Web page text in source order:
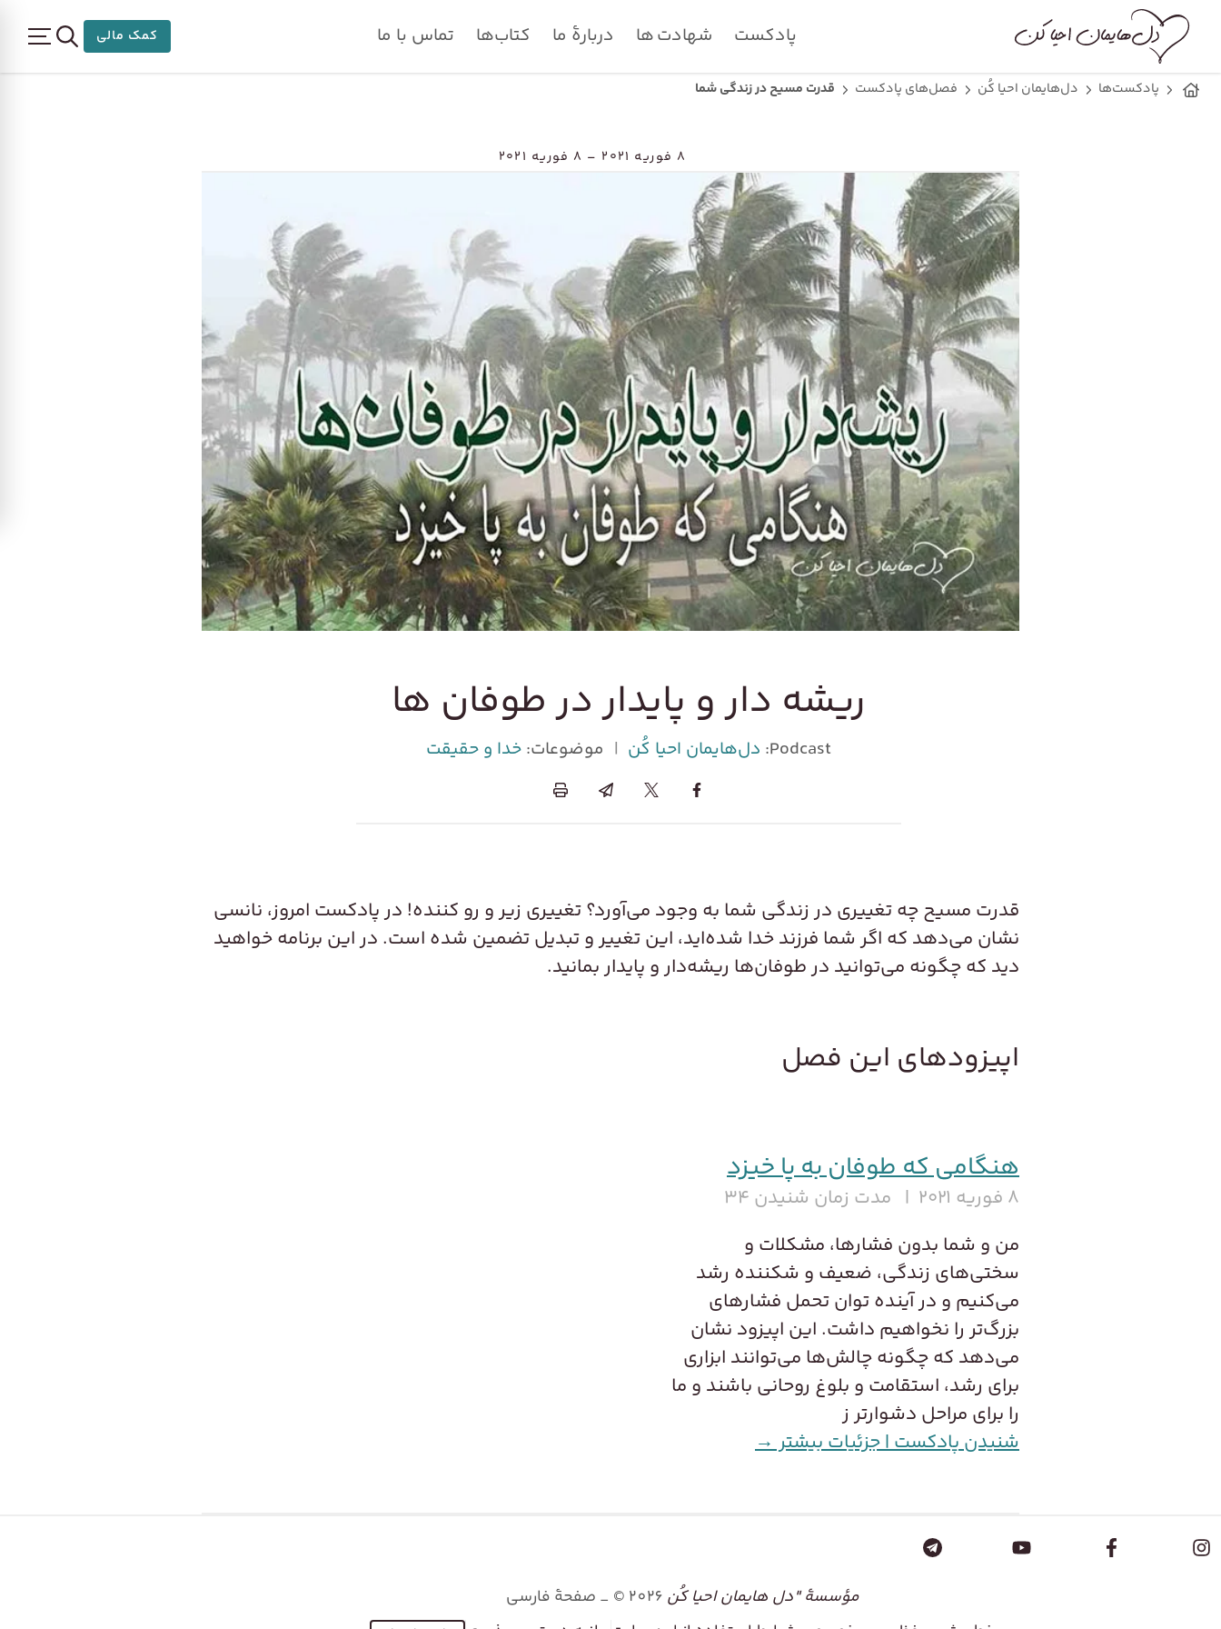
پادکست شهادت ها دربارۀ ما کتاب‌ها تماس با ما کمک مالی
پادکست‌ها دل‌هایمان احیا کُن فصل‌های پادکست قدرت مسیح در زندگی شما
۸ فوریه ۲۰۲۱ – ۸ فوریه ۲۰۲۱
ریشه دار و پایدار در طوفان ها
Podcast: دل‌هایمان احیا کُن | موضوعات:خدا و حقیقت
قدرت مسیح چه تغییری در زندگی شما به وجود می‌آورد؟ تغییری زیر و رو کننده! در پادکست امروز، نانسی
نشان می‌دهد که اگر شما فرزند خدا شده‌اید، این تغییر و تبدیل تضمین شده است. در این برنامه خواهید
دید که چگونه می‌توانید در طوفان‌ها ریشه‌دار و پایدار بمانید.
اپیزودهای این فصل
هنگامی که طوفان به پا خیزد
۸ فوریه ۲۰۲۱
مدت زمان شنیدن ۳۴
من و شما بدون فشارها، مشکلات و
سختی‌های زندگی، ضعیف و شکننده رشد
می‌کنیم و در آینده توان تحمل فشارهای
بزرگ‌تر را نخواهیم داشت. این اپیزود نشان
می‌دهد که چگونه چالش‌ها می‌توانند ابزاری
برای رشد، استقامت و بلوغ روحانی باشند و ما
را برای مراحل دشوارتر ز
شنیدن پادکست | جزئیات بیشتر →
مؤسسۀ "دل هایمان احیا کُن 2026
© _ صفحۀ فارسی